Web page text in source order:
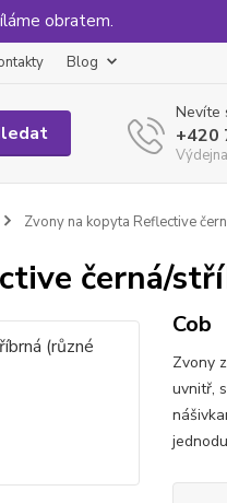
obratem.
Blog
Nevíte
+420
Zvony na kopyta Reflective
černá/
Cob
Zvony
uvnitř,